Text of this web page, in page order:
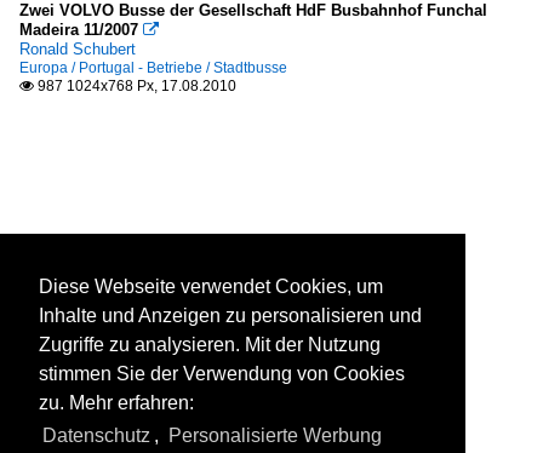
Zwei VOLVO Busse der Gesellschaft HdF Busbahnhof Funchal
Madeira 11/2007 
Ronald Schubert
Europa / Portugal - Betriebe / Stadtbusse
 987 1024x768 Px, 17.08.2010
Diese Webseite verwendet Cookies, um
Inhalte und Anzeigen zu personalisieren und
Zugriffe zu analysieren. Mit der Nutzung
stimmen Sie der Verwendung von Cookies
zu. Mehr erfahren:
Datenschutz , Personalisierte Werbung